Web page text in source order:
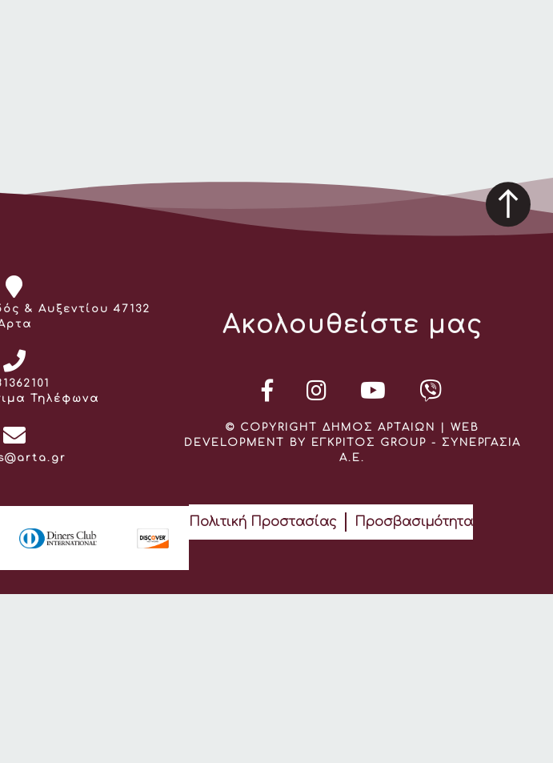
& Αυξεντίου 47132
Τηλέφωνα
Ακολουθείστε μας
© COPYRIGHT ΔΗΜΟΣ ΑΡΤΑΙΩΝ | WEB
DEVELOPMENT BY ΕΓΚΡΙΤΟΣ GROUP - ΣΥΝΕΡΓΑΣΙΑ
Α.Ε.
Πολιτική Προστασίας Προσβασιμότητα